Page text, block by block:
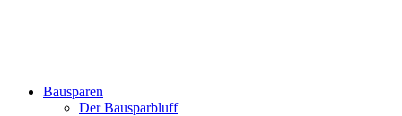
Bausparen
Der Bausparbluff